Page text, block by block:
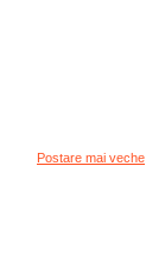
Postare mai veche